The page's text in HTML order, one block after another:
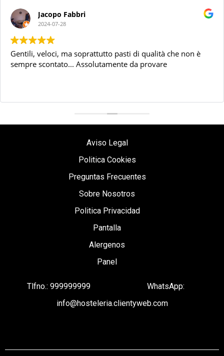
Jacopo Fabbri
2024-07-28
Gentili, veloci, ma soprattutto pasti di qualità che non è
sempre scontato... Assolutamente da provare
Aviso Legal
Politica Cookies
Preguntas Frecuentes
Sobre Nosotros
Politica Privacidad
Pantalla
Alergenos
Panel
Tlfno.: 999999999
WhatsApp:
info@hosteleria.clientyweb.com